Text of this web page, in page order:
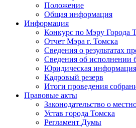
Положение
Общая информация
Информация
Конкурс по Мэру Города
Отчет Мэра г. Томска
Сведения о результатах
Сведения об исполнении
Юридическая информация
Кадровый резерв
Итоги проведения
Правовые акты
Законодательство о
Устав города Томска
Регламент Думы